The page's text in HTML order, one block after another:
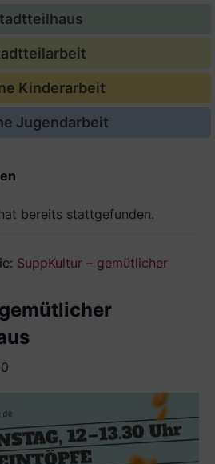
Kinderarbeit
Jugendarbeit
bereits stattgefunden.
SuppKultur – gemütlicher